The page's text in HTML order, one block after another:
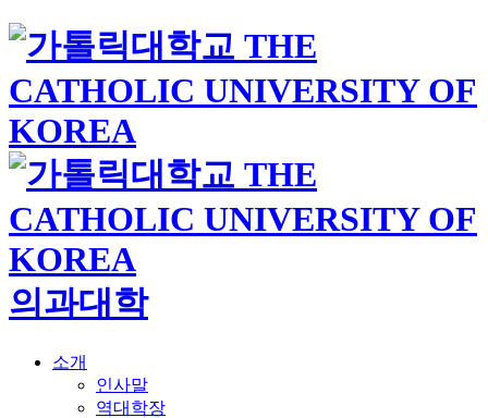
의과대학
소개
인사말
역대학장